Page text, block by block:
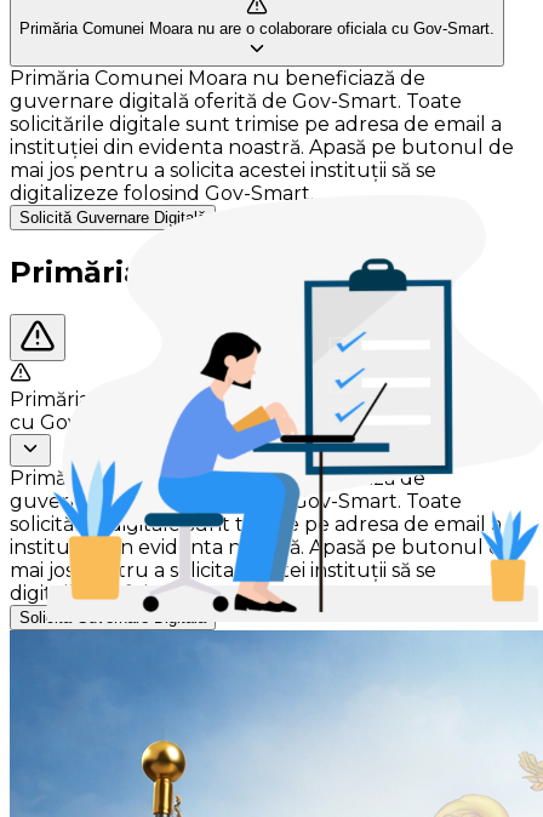
Primăria Comunei Moara nu are o colaborare oficiala cu Gov-Smart.
Primăria Comunei Moara nu beneficiază de
guvernare digitală oferită de Gov-Smart. Toate
solicitările digitale sunt trimise pe adresa de email a
instituției din evidenta noastră. Apasă pe butonul de
mai jos pentru a solicita acestei instituții să se
digitalizeze folosind Gov-Smart.
Solicită Guvernare Digitală
Primăria Comunei Moara
Primăria Comunei Moara nu are o colaborare oficiala
cu Gov-Smart.
Primăria Comunei Moara nu beneficiază de
guvernare digitală oferită de Gov-Smart. Toate
solicitările digitale sunt trimise pe adresa de email a
instituției din evidenta noastră. Apasă pe butonul de
mai jos pentru a solicita acestei instituții să se
digitalizeze folosind Gov-Smart.
Solicită Guvernare Digitală